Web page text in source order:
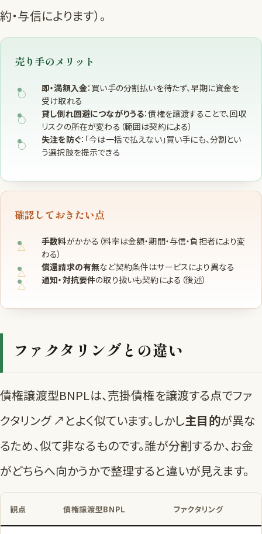
約・与信によります）。
売り手のメリット
即・満額入金：買い手の分割払いを待たず、早期に資金を
受け取れる
貸し倒れ回避につながりうる：債権を譲渡することで、回収
リスクの所在が変わる（範囲は契約による）
失注を防ぐ：「今は一括で払えない」買い手にも、分割とい
う選択肢を提示できる
確認しておきたい点
手数料がかかる（料率は金額・期間・与信・負担者により変
わる）
償還請求の有無など契約条件はサービスにより異なる
通知・対抗要件の取り扱いも契約による（後述）
ファクタリングとの違い
債権譲渡型BNPLは、売掛債権を譲渡する点でファ
クタリング ↗ とよく似ています。しかし主目的が異な
るため、似て非なるものです。誰が分割するか、お金
がどちらへ向かうかで整理すると違いが見えます。
観点 債権譲渡型BNPL ファクタリング